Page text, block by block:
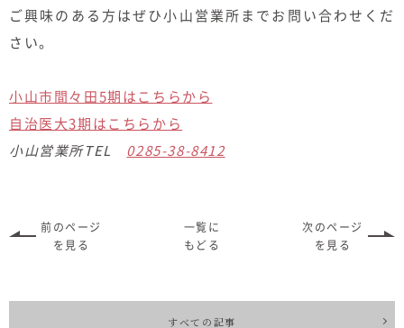
ご興味のある方はぜひ小山営業所までお問い合わせくだ
さい。
小山市間々田5期はこちらから
自治医大3期はこちらから
小山営業所TEL 0285-38-8412
前のページ
を見る
一覧に
もどる
次のページ
を見る
すべての記事